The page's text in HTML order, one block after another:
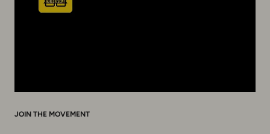
JOIN THE MOVEMENT